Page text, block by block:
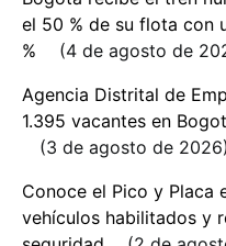
el 50 % de su flota con
%
4 de agosto de
Agencia Distrital de
1.395 vacantes en
3 de agosto de 2026
Conoce el Pico y Placa
vehículos habilitados y